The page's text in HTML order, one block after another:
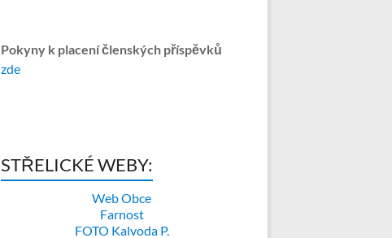
Pokyny k placení členských příspěvků
zde
STŘELICKÉ WEBY:
Web Obce
Farnost
FOTO Kalvoda P.